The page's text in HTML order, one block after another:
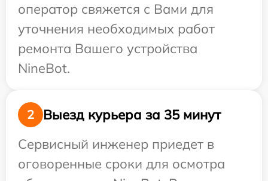
оператор свяжется с Вами для
уточнения необходимых работ
ремонта Вашего устройства
NineBot.
2
Выезд курьера за 35 минут
Сервисный инженер приедет в
оговоренные сроки для осмотра